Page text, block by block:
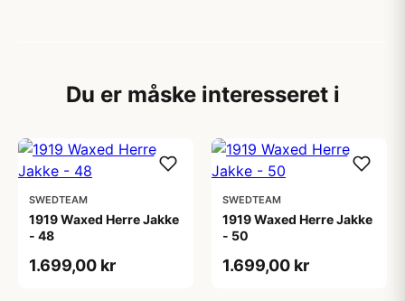
Du er måske interesseret i
SWEDTEAM
1919 Waxed Herre Jakke
- 48
1.699,00 kr
SWEDTEAM
1919 Waxed Herre Jakke
- 50
1.699,00 kr